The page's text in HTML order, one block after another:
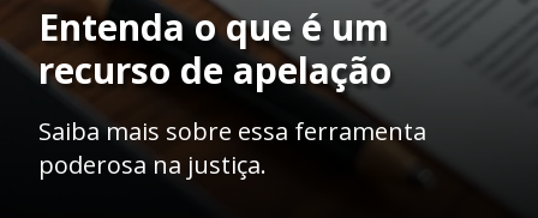
Entenda o que é um
recurso de apelação
Saiba mais sobre essa ferramenta
poderosa na justiça.